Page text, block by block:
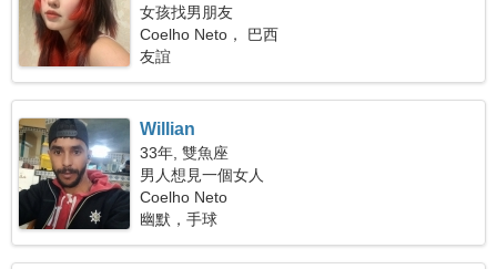
女孩找男朋友
Coelho Neto， 巴西
友誼
Willian
33年, 雙魚座
男人想見一個女人
Coelho Neto
幽默，手球